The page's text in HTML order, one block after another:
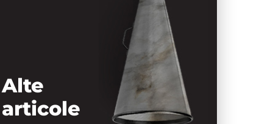
Alte
articole